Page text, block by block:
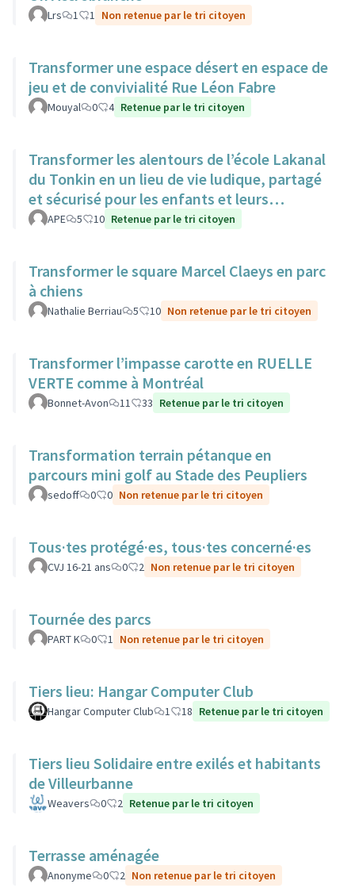
Lrs 1 1 Non retenue par le tri citoyen
Transformer une espace désert en espace de
jeu et de convivialité Rue Léon Fabre
Mouyal 0 4 Retenue par le tri citoyen
Transformer les alentours de l’école Lakanal
du Tonkin en un lieu de vie ludique, partagé
et sécurisé pour les enfants et leurs
familles.
APE 5 10 Retenue par le tri citoyen
Transformer le square Marcel Claeys en parc
à chiens
Nathalie Berriau 5 10 Non retenue par le tri citoyen
Transformer l’impasse carotte en RUELLE
VERTE comme à Montréal
Bonnet-Avon 11 33 Retenue par le tri citoyen
Transformation terrain pétanque en
parcours mini golf au Stade des Peupliers
sedoff 0 0 Non retenue par le tri citoyen
Tous·tes protégé·es, tous·tes concerné·es
CVJ 16-21 ans 0 2 Non retenue par le tri citoyen
Tournée des parcs
PART K 0 1 Non retenue par le tri citoyen
Tiers lieu: Hangar Computer Club
Hangar Computer Club 1 18 Retenue par le tri citoyen
Tiers lieu Solidaire entre exilés et habitants
de Villeurbanne
Weavers 0 2 Retenue par le tri citoyen
Terrasse aménagée
Anonyme 0 2 Non retenue par le tri citoyen